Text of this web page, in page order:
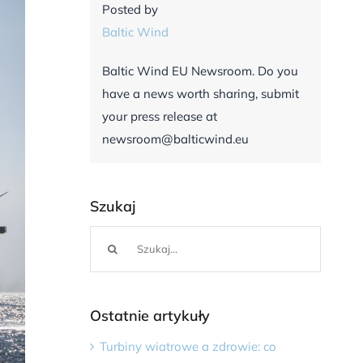
Posted by
Baltic Wind
Baltic Wind EU Newsroom. Do you
have a news worth sharing, submit
your press release at
newsroom@balticwind.eu
Szukaj
Ostatnie artykuły
Turbiny wiatrowe a zdrowie: co